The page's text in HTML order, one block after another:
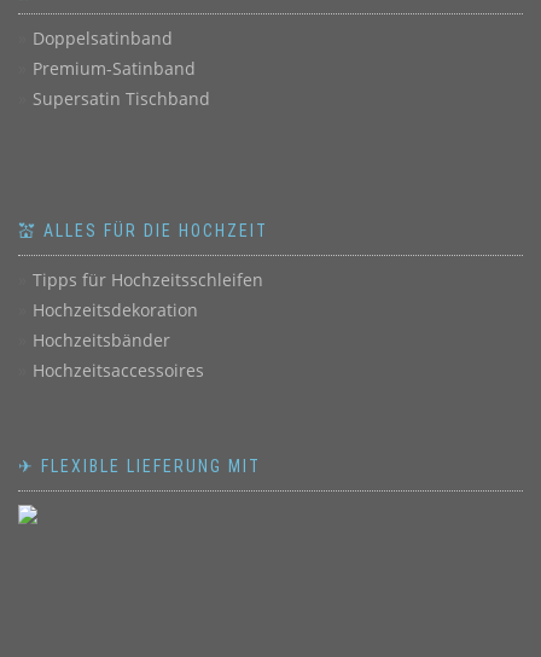
Doppelsatinband
Premium-Satinband
Supersatin Tischband
💒 ALLES FÜR DIE HOCHZEIT
Tipps für Hochzeitsschleifen
Hochzeitsdekoration
Hochzeitsbänder
Hochzeitsaccessoires
✈ FLEXIBLE LIEFERUNG MIT